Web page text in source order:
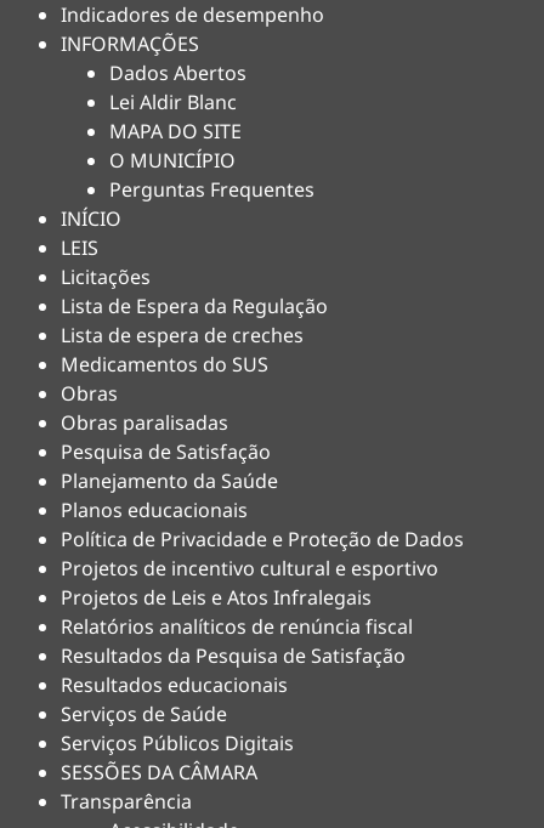
Indicadores de desempenho
INFORMAÇÕES
Dados Abertos
Lei Aldir Blanc
MAPA DO SITE
O MUNICÍPIO
Perguntas Frequentes
INÍCIO
LEIS
Licitações
Lista de Espera da Regulação
Lista de espera de creches
Medicamentos do SUS
Obras
Obras paralisadas
Pesquisa de Satisfação
Planejamento da Saúde
Planos educacionais
Política de Privacidade e Proteção de Dados
Projetos de incentivo cultural e esportivo
Projetos de Leis e Atos Infralegais
Relatórios analíticos de renúncia fiscal
Resultados da Pesquisa de Satisfação
Resultados educacionais
Serviços de Saúde
Serviços Públicos Digitais
SESSÕES DA CÂMARA
Transparência